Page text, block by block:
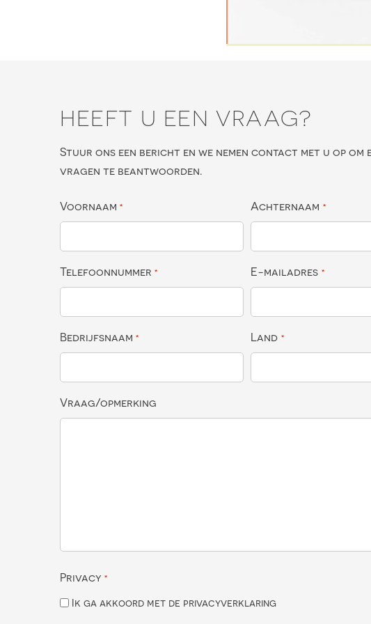
HEEFT U EEN VRAAG?
Stuur ons een bericht en we nemen contact met u op om
vragen te beantwoorden.
Voornaam * Achternaam *
Telefoonnummer * E-mailadres *
Bedrijfsnaam * Land *
Vraag/opmerking
Privacy *
Ik ga akkoord met de privacyverklaring